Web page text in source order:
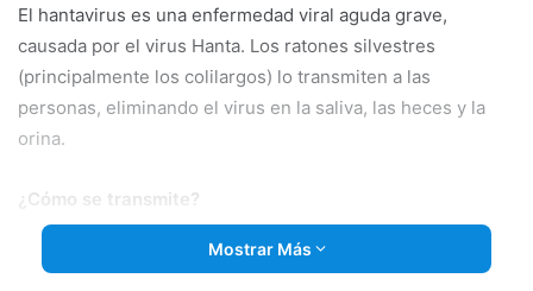
El hantavirus es una enfermedad viral aguda grave,
causada por el virus Hanta. Los ratones silvestres
(principalmente los colilargos) lo transmiten a las
personas, eliminando el virus en la saliva, las heces y la
orina.
¿Cómo se transmite?
1. Por inhalación: ocurre cuando respiramos en lugares
Mostrar Más